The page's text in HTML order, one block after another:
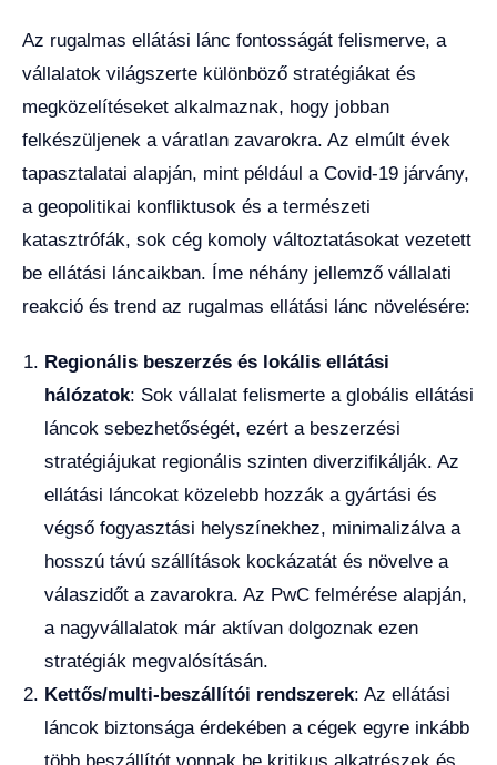
Az rugalmas ellátási lánc fontosságát felismerve, a
vállalatok világszerte különböző stratégiákat és
megközelítéseket alkalmaznak, hogy jobban
felkészüljenek a váratlan zavarokra. Az elmúlt évek
tapasztalatai alapján, mint például a Covid-19 járvány,
a geopolitikai konfliktusok és a természeti
katasztrófák, sok cég komoly változtatásokat vezetett
be ellátási láncaikban. Íme néhány jellemző vállalati
reakció és trend az rugalmas ellátási lánc növelésére:
Regionális beszerzés és lokális ellátási
hálózatok: Sok vállalat felismerte a globális ellátási
láncok sebezhetőségét, ezért a beszerzési
stratégiájukat regionális szinten diverzifikálják. Az
ellátási láncokat közelebb hozzák a gyártási és
végső fogyasztási helyszínekhez, minimalizálva a
hosszú távú szállítások kockázatát és növelve a
válaszidőt a zavarokra. Az PwC felmérése alapján,
a nagyvállalatok már aktívan dolgoznak ezen
stratégiák megvalósításán.
Kettős/multi-beszállítói rendszerek: Az ellátási
láncok biztonsága érdekében a cégek egyre inkább